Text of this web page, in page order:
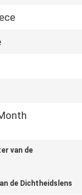
van de
de Dichtheidslens